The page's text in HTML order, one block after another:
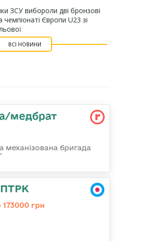
ЗСУ вибороли дві бронзові
чемпіонаті Європи U23 зі
ВСІ НОВИНИ
медбрат
механізована бригада
173000 грн